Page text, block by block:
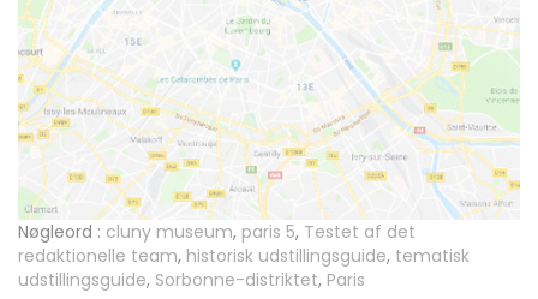
Nøgleord : cluny museum, paris 5, Testet af det
redaktionelle team, historisk udstillingsguide, tematisk
udstillingsguide, Sorbonne-distriktet, Paris